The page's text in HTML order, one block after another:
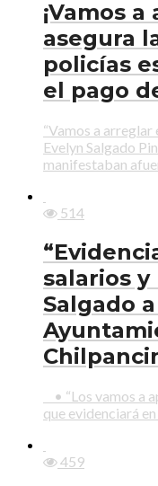
¡Vamos
asegura
policías
el pago
“Vamos a
Evelyn Salgado
manifestaban
514
salarios y
Salgado
• “Los vamos a
que evidenciará en
459